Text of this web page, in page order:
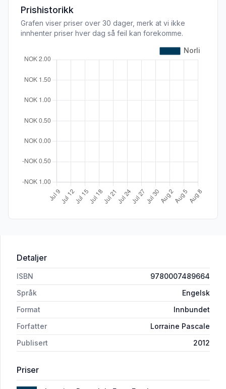
Prishistorikk
Grafen viser priser over 30 dager, merk at vi ikke
innhenter priser hver dag så feil kan forekomme.
Detaljer
ISBN
9780007489664
Språk
Engelsk
Format
Innbundet
Forfatter
Lorraine Pascale
Publisert
2012
Priser